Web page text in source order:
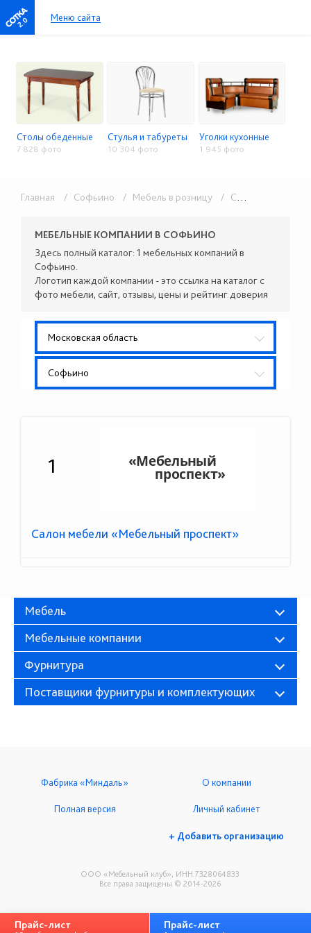
2.0 Меню сайта
Столы обеденные
7 828 фото
Стулья и табуреты
10 304 фото
Уголки кухонные
1 945 фото
Главная / Софьино / Мебель в розницу / Столы, стулья, кухонные уголки
МЕБЕЛЬНЫЕ КОМПАНИИ В СОФЬИНО
Здесь полный каталог: 1 мебельных компаний в
Софьино.
Логотип каждой компании - это ссылка на каталог с
фото мебели, сайт, отзывы, цены и рейтинг доверия
Московская область
Софьино
1
Салон мебели «Мебельный проспект»
Мебель
Мебельные компании
Фурнитура
Поставщики фурнитуры и комплектующих
ООО «Мебельный клуб», ИНН 7328064833
Все права защищены © 2014-2026
Фабрика «Миндаль» О компании
Полная версия Личный кабинет
+ Добавить организацию
Прайс-лист Прайс-лист